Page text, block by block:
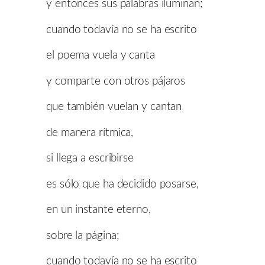
y entonces sus palabras iluminan;
cuando todavía no se ha escrito
el poema vuela y canta
y comparte con otros pájaros
que también vuelan y cantan
de manera rítmica,
si llega a escribirse
es sólo que ha decidido posarse,
en un instante eterno,
sobre la página;
cuando todavía no se ha escrito